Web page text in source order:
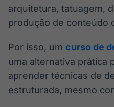
arquitetura, tatuagem,
produção de conteúdo
Por isso, um curso de
uma alternativa prática
aprender técnicas de
estruturada, mesmo